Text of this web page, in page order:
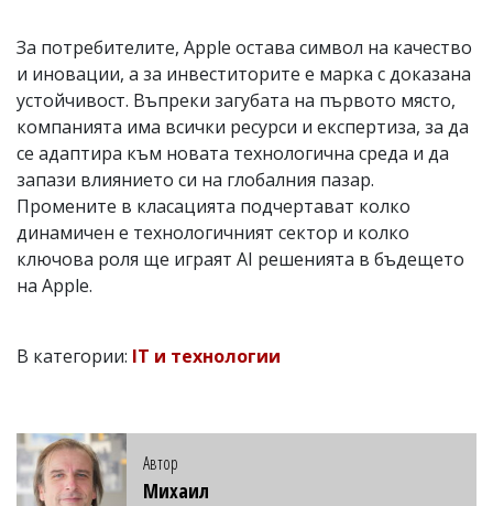
За потребителите, Apple остава символ на качество
и иновации, а за инвеститорите е марка с доказана
устойчивост. Въпреки загубата на първото място,
компанията има всички ресурси и експертиза, за да
се адаптира към новата технологична среда и да
запази влиянието си на глобалния пазар.
Промените в класацията подчертават колко
динамичен е технологичният сектор и колко
ключова роля ще играят AI решенията в бъдещето
на Apple.
В категории: IT и технологии
Автор
Михаил